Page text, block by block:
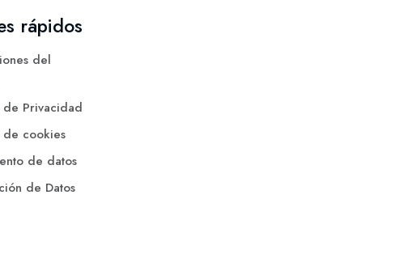
rápidos
del
de Privacidad
de cookies
de datos
de Datos